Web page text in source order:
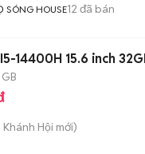
SÓNG HOUSE12 đã bán
14400H 15.6 inch
Khánh Hội mới)